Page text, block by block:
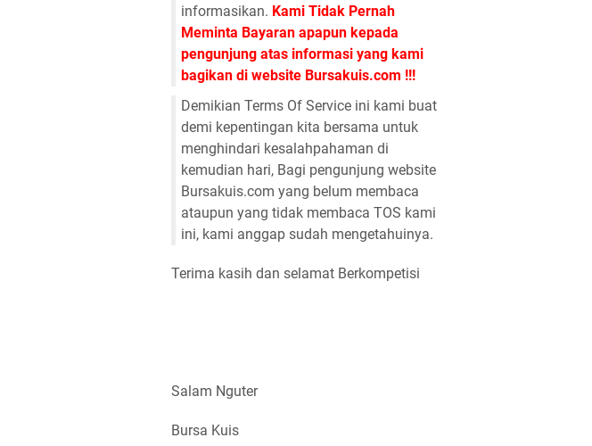
informasikan. Kami Tidak Pernah
Meminta Bayaran apapun kepada
pengunjung atas informasi yang kami
bagikan di website Bursakuis.com !!!
Demikian Terms Of Service ini kami buat
demi kepentingan kita bersama untuk
menghindari kesalahpahaman di
kemudian hari, Bagi pengunjung website
Bursakuis.com yang belum membaca
ataupun yang tidak membaca TOS kami
ini, kami anggap sudah mengetahuinya.
Terima kasih dan selamat Berkompetisi
Salam Nguter
Bursa Kuis